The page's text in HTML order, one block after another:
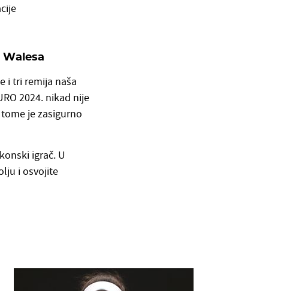
i tri remija naša
2024. nikad nije
je zasigurno
igrač. U
i osvojite